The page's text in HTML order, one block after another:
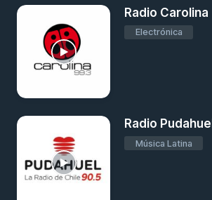
Radio Carolina
Electrónica
Radio Pudahuel
Música Latina